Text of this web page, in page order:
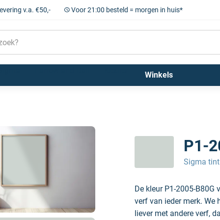
v.a. €50,- Voor 21:00 besteld = morgen in huis*
Winkels
P1-
Sigma
De kleur P1-2005-
verf van ieder merk. We
liever met andere verf,